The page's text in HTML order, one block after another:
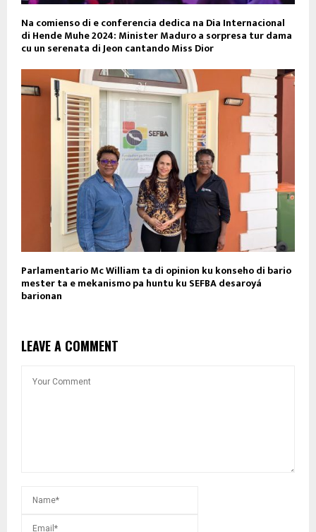
Na comienso di e conferencia dedica na Dia Internacional
di Hende Muhe 2024: Minister Maduro a sorpresa tur dama
cu un serenata di Jeon cantando Miss Dior
Parlamentario Mc William ta di opinion ku konseho di bario
mester ta e mekanismo pa huntu ku SEFBA desaroyá
barionan
LEAVE A COMMENT